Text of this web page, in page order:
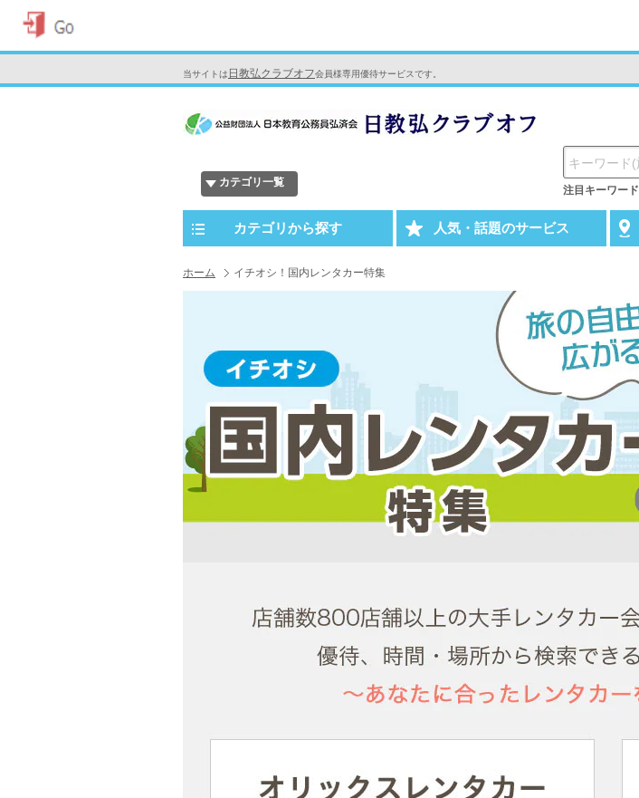
当サイトは 日教弘クラブオフ会員様専用優待サービスです。
カテゴリ一覧
注目キーワード
カテゴリから探す 人気・話題のサービス
ホーム イチオシ！国内レンタカー特集